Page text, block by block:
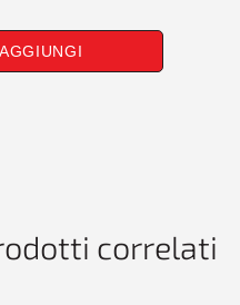
AGGIUNGI
correlati